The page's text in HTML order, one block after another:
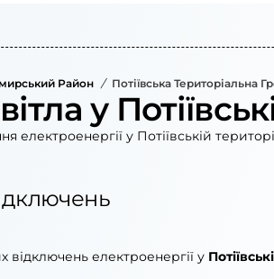
Район / Потіївська Територіальна
у
електроенергії у Потіївській
електроенергії у